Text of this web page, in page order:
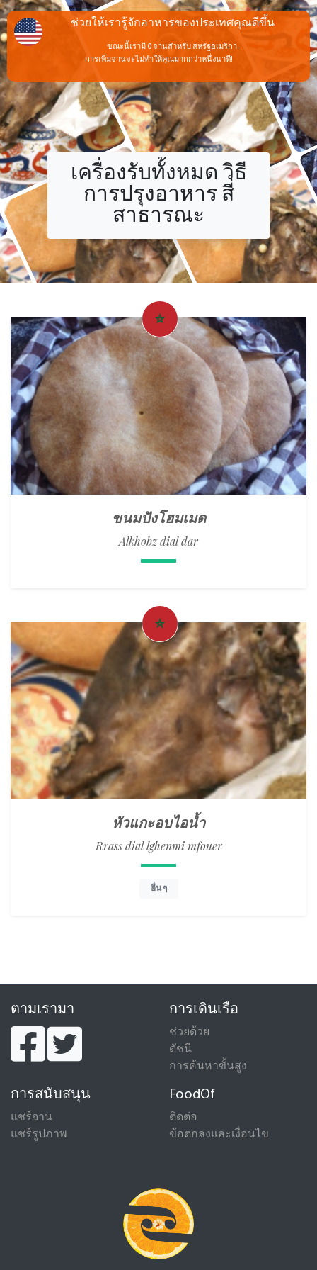
เครื่องรับทั้งหมด วิธี
การปรุงอาหาร สี่
สาธารณะ
ขนมปังโฮมเมด
Alkhobz dial dar
หัวแกะอบไอน้ำ
Rrass dial lghenmi mfouer
อื่น ๆ
ตามเรามา การเดินเรือ
ช่วยด้วย
ดัชนี
การค้นหาขั้นสูง
การสนับสนุน
แชร์จาน
แชร์รูปภาพ
FoodOf
ติดต่อ
ข้อตกลงและเงื่อนไข
ช่วยให้เรารู้จักอาหารของประเทศคุณดีขึ้น
ขณะนี้เรามี 0 จานสำหรับ สหรัฐอเมริกา.
การเพิ่มจานจะไม่ทำให้คุณมากกว่าหนึ่งนาที!